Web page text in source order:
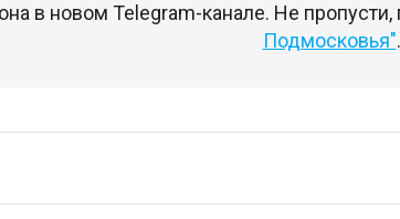
в новом Telegram-канале. Не
Подмосковья".